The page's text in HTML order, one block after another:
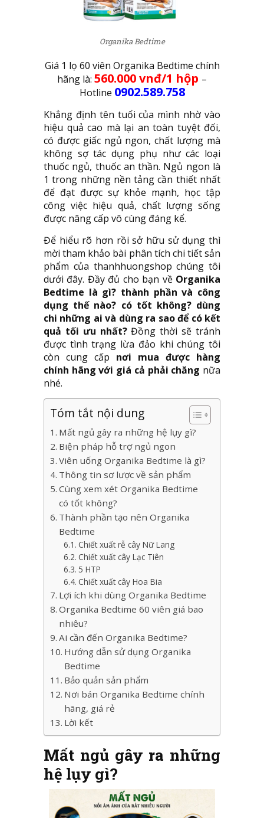
Organika Bedtime
Giá 1 lọ 60 viên Organika Bedtime chính
hãng là: 560.000 vnđ/1 hộp –
Hotline 0902.589.758
Khẳng định tên tuổi của mình nhờ vào
hiệu quả cao mà lại an toàn tuyệt đối,
có được giấc ngủ ngon, chất lượng mà
không sợ tác dụng phụ như các loại
thuốc ngủ, thuốc an thần. Ngủ ngon là
1 trong những nền tảng cần thiết nhất
để đạt được sự khỏe mạnh, học tập
công việc hiệu quả, chất lượng sống
được nâng cấp vô cùng đáng kể.
Để hiểu rõ hơn rồi sở hữu sử dụng thì
mời tham khảo bài phân tích chi tiết sản
phẩm của thanhhuongshop chúng tôi
dưới đây. Đầy đủ cho bạn về Organika
Bedtime là gì? thành phần và công
dụng thế nào? có tốt không? dùng
chi những ai và dùng ra sao để có kết
quả tối ưu nhất?Đồng thời sẽ tránh
được tình trạng lừa đảo khi chúng tôi
còn cung cấp nơi mua được hàng
chính hãng với giá cả phải chăng nữa
nhé.
Tóm tắt nội dung
Mất ngủ gây ra những hệ lụy gì?
Biện pháp hỗ trợ ngủ ngon
Viên uống Organika Bedtime là gì?
Thông tin sơ lược về sản phẩm
Cùng xem xét Organika Bedtime
có tốt không?
Thành phần tạo nên Organika
Bedtime
Chiết xuất rễ cây Nữ Lang
Chiết xuất cây Lạc Tiên
5 HTP
Chiết xuất cây Hoa Bia
Lợi ích khi dùng Organika Bedtime
Organika Bedtime 60 viên giá bao
nhiêu?
Ai cần đến Organika Bedtime?
Hướng dẫn sử dụng Organika
Bedtime
Bảo quản sản phẩm
Nơi bán Organika Bedtime chính
hãng, giá rẻ
Lời kết
Mất ngủ gây ra những
hệ lụy gì?